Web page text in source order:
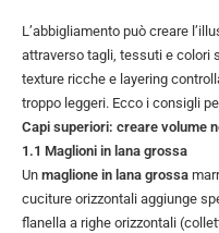
L’abbigliamento può creare
attraverso tagli, tessuti e colori
texture ricche e layering
troppo leggeri. Ecco i consigli
Capi superiori: creare volume
1.1 Maglioni in lana grossa
Un maglione in lana grossa
cuciture orizzontali aggiunge
flanella a righe orizzontali